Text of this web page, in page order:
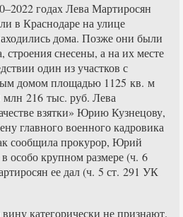
годах Лева Мартиросян
в Краснодаре на улице
дома. Позже они были
строения снесены, а на их месте
один из участков с
домом площадью 1125 кв. м
216 тыс. руб. Лева
взятки» Юрию Кузнецову,
главного военного кадровика
сообщила прокурор, Юрий
особо крупном размере (ч. 6
ее дал (ч. 5 ст. 291 УК
категорически не признают.